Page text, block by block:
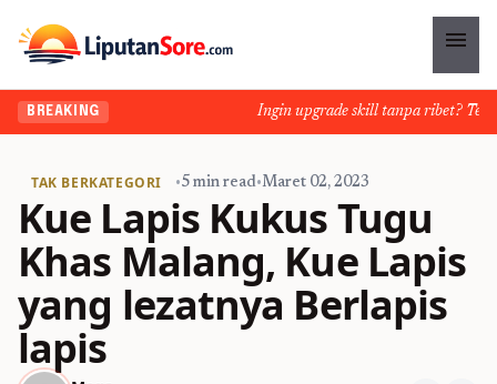
menu
BREAKING Ingin upgrade skill tanpa ribet?
TAK BERKATEGORI •5 min read•Maret 02, 2023
Kue Lapis Kukus Tugu
Khas Malang, Kue Lapis
yang lezatnya Berlapis
lapis